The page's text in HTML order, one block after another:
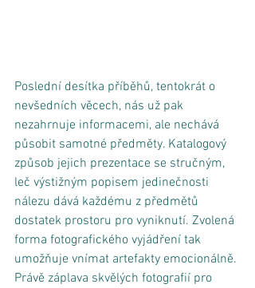
Poslední desítka příběhů, tentokrát o
nevšedních věcech, nás už pak
nezahrnuje informacemi, ale nechává
působit samotné předměty. Katalogový
způsob jejich prezentace se stručným,
leč výstižným popisem jedinečnosti
nálezu dává každému z předmětů
dostatek prostoru pro vyniknutí. Zvolená
forma fotografického vyjádření tak
umožňuje vnímat artefakty emocionálně.
Právě záplava skvělých fotografií pro